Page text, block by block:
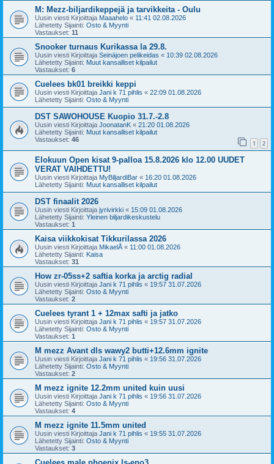
M: Mezz-biljardikeppejä ja tarvikkeita - Oulu
Uusin viesti Kirjoittaja Maaahelo « 11:41 02.08.2026
Lähetetty Sijainti: Osto & Myynti
Vastaukset: 11
Snooker turnaus Kurikassa la 29.8.
Uusin viesti Kirjoittaja Seinäjoen pelikeidas « 10:39 02.08.2026
Lähetetty Sijainti: Muut kansalliset kilpailut
Vastaukset: 6
Cuelees bk01 breikki keppi
Uusin viesti Kirjoittaja Jani k 71 pihlis « 22:09 01.08.2026
Lähetetty Sijainti: Osto & Myynti
DST SAWOHOUSE Kuopio 31.7.-2.8
Uusin viesti Kirjoittaja JoonatanK « 21:20 01.08.2026
Lähetetty Sijainti: Muut kansalliset kilpailut
Vastaukset: 46 1 2
Elokuun Open kisat 9-palloa 15.8.2026 klo 12.00 UUDET
VERAT VAIHDETTU!
Uusin viesti Kirjoittaja MyBiljardiBar « 16:20 01.08.2026
Lähetetty Sijainti: Muut kansalliset kilpailut
DST finaalit 2026
Uusin viesti Kirjoittaja jyrivirkki « 15:09 01.08.2026
Lähetetty Sijainti: Yleinen biljardikeskustelu
Vastaukset: 1
Kaisa viikkokisat Tikkurilassa 2026
Uusin viesti Kirjoittaja MikaelÅ « 11:00 01.08.2026
Lähetetty Sijainti: Kaisa
Vastaukset: 31
How zr-05ss+2 saftia korka ja arctig radial
Uusin viesti Kirjoittaja Jani k 71 pihlis « 19:57 31.07.2026
Lähetetty Sijainti: Osto & Myynti
Vastaukset: 2
Cuelees tyrant 1 + 12max safti ja jatko
Uusin viesti Kirjoittaja Jani k 71 pihlis « 19:57 31.07.2026
Lähetetty Sijainti: Osto & Myynti
Vastaukset: 1
M mezz Avant dls wawy2 butti+12.6mm ignite
Uusin viesti Kirjoittaja Jani k 71 pihlis « 19:56 31.07.2026
Lähetetty Sijainti: Osto & Myynti
Vastaukset: 2
M mezz ignite 12.2mm united kuin uusi
Uusin viesti Kirjoittaja Jani k 71 pihlis « 19:56 31.07.2026
Lähetetty Sijainti: Osto & Myynti
Vastaukset: 4
M mezz ignite 11.5mm united
Uusin viesti Kirjoittaja Jani k 71 pihlis « 19:55 31.07.2026
Lähetetty Sijainti: Osto & Myynti
Vastaukset: 3